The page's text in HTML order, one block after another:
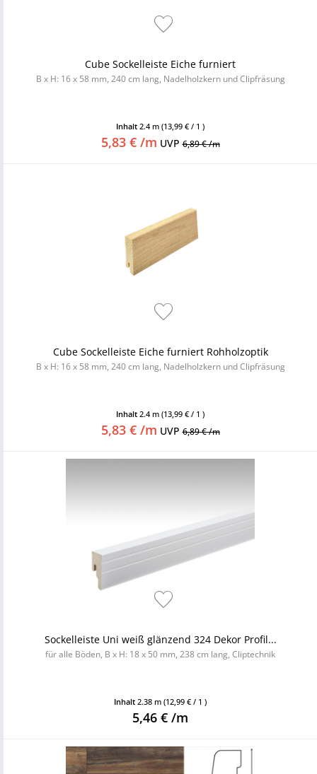
Cube Sockelleiste Eiche furniert
B x H: 16 x 58 mm, 240 cm lang, Nadelholzkern und Clipfräsung
Inhalt 2.4 m (13,99 € / 1 )
5,83 € /m UVP6,89 € /m
Cube Sockelleiste Eiche furniert Rohholzoptik
B x H: 16 x 58 mm, 240 cm lang, Nadelholzkern und Clipfräsung
Inhalt 2.4 m (13,99 € / 1 )
5,83 € /m UVP6,89 € /m
Sockelleiste Uni weiß glänzend 324 Dekor Profil...
für alle Böden, B x H: 18 x 50 mm, 238 cm lang, Cliptechnik
Inhalt 2.38 m (12,99 € / 1 )
5,46 € /m